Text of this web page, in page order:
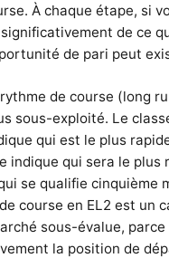
À chaque étape, si
de ce
de pari peut
de course (long
sous-exploité. Le
qui est le plus
indique qui sera le plus
se qualifie cinquième
course en EL2 est un
sous-évalue,
la position de